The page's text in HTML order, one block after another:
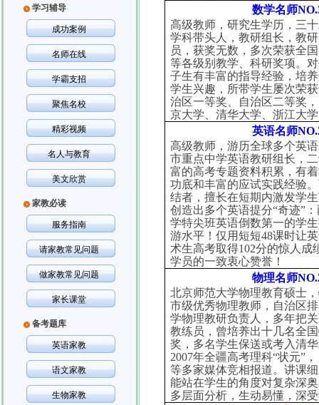
学习辅导
成功案例
名师在线
学霸支招
聚焦名校
精彩视频
名人与教育
美文欣赏
家教必读
服务指南
请家教常见问题
做家教常见问题
家长课堂
备考题库
英语家教
语文家教
生物家教
数学名师
高级教师，研究生学历，三
学科带头人，教研组长，教
员，获奖无数，多次荣获全
等各级别教学、科研奖项。
子生有丰富的指导经验，培
学生兴趣，所带学生屡次荣
治区一等奖、自治区二等奖
京大学、清华大学、浙江大
英语名师
高级教师，游历全球多个英
市重点中学英语教研组长，
富的高考专题资料积累，有
功底和丰富的应试实践经验
结者，擅长在短期内激发学
创造出多个英语提分“奇迹”
学特尖班英语倒数第一的学
游水平！仅用短短48课时让
术生高考取得102分的惊人成
学员的一致衷心赞誉！
物理名师
北京师范大学物理教育硕士
市级优秀物理教师，自治区
学物理教研负责人，多年把
教练员，曾培养出十几名全
奖，多名学生保送或考入清
2007年全疆高考理科“状元”
等多家媒体竞相报道。讲课
能站在学生的角度对复杂深
多层面分析，生动易懂，深